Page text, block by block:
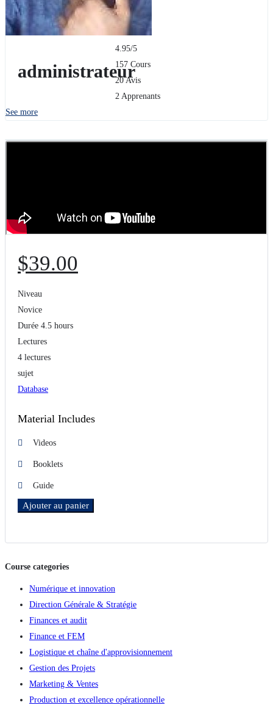
administrateur
4.95/5
157 Cours
20 Avis
2 Apprenants
See more
$39.00
Niveau
Novice
Durée 4.5 hours
Lectures
4 lectures
sujet
Database
Material Includes
Videos
Booklets
Guide
Ajouter au panier
Course categories
Numérique et innovation
Direction Générale & Stratégie
Finances et audit
Finance et FEM
Logistique et chaîne d'approvisionnement
Gestion des Projets
Marketing & Ventes
Production et excellence opérationnelle